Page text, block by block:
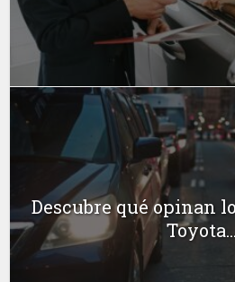
Descubre qué opinan
Toyota...